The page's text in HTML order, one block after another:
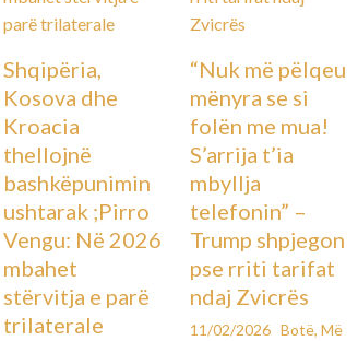
Shqipëria,
Kosova dhe
Kroacia
thellojnë
bashkëpunimin
ushtarak ;Pirro
Vengu: Në 2026
mbahet
stërvitja e parë
trilaterale
“Nuk më pëlqeu
mënyra se si
folën me mua!
S’arrija t’ia
mbyllja
telefonin” –
Trump shpjegon
pse rriti tarifat
ndaj Zvicrës
11/02/2026 Botë,Më